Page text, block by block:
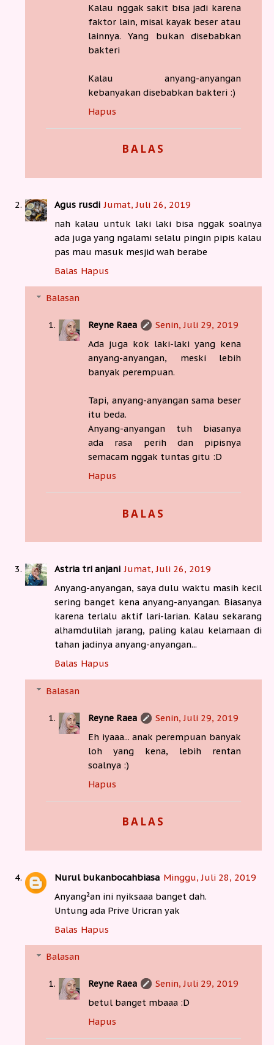
Kalau nggak sakit bisa jadi karena
faktor lain, misal kayak beser atau
lainnya. Yang bukan disebabkan
bakteri
Kalau anyang-anyangan
kebanyakan disebabkan bakteri :)
Hapus
BALAS
Agus rusdi Jumat, Juli 26, 2019
nah kalau untuk laki laki bisa nggak soalnya
ada juga yang ngalami selalu pingin pipis kalau
pas mau masuk mesjid wah berabe
Balas Hapus
Balasan
Reyne Raea
Senin, Juli 29, 2019
Ada juga kok laki-laki yang kena
anyang-anyangan, meski lebih
banyak perempuan.
Tapi, anyang-anyangan sama beser
itu beda.
Anyang-anyangan tuh biasanya
ada rasa perih dan pipisnya
semacam nggak tuntas gitu :D
Hapus
BALAS
Astria tri anjani Jumat, Juli 26, 2019
Anyang-anyangan, saya dulu waktu masih kecil
sering banget kena anyang-anyangan. Biasanya
karena terlalu aktif lari-larian. Kalau sekarang
alhamdulilah jarang, paling kalau kelamaan di
tahan jadinya anyang-anyangan...
Balas Hapus
Balasan
Reyne Raea
Senin, Juli 29, 2019
Eh iyaaa... anak perempuan banyak
loh yang kena, lebih rentan
soalnya :)
Hapus
BALAS
Nurul bukanbocahbiasa Minggu, Juli 28, 2019
Anyang²an ini nyiksaaa banget dah.
Untung ada Prive Uricran yak
Balas Hapus
Balasan
Reyne Raea
Senin, Juli 29, 2019
betul banget mbaaa :D
Hapus